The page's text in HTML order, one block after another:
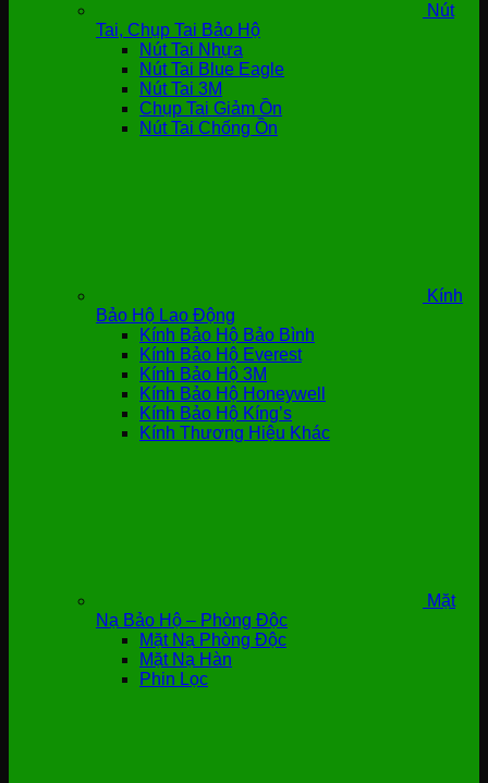
Nút
Tai, Chụp Tai Bảo Hộ
Nút Tai Nhựa
Nút Tai Blue Eagle
Nút Tai 3M
Chụp Tai Giảm Ồn
Nút Tai Chống Ồn
Kính
Bảo Hộ Lao Động
Kính Bảo Hộ Bảo Bình
Kính Bảo Hộ Everest
Kính Bảo Hộ 3M
Kính Bảo Hộ Honeywell
Kính Bảo Hộ Kíng’s
Kính Thương Hiệu Khác
Mặt
Nạ Bảo Hộ – Phòng Độc
Mặt Nạ Phòng Độc
Mặt Nạ Hàn
Phin Lọc